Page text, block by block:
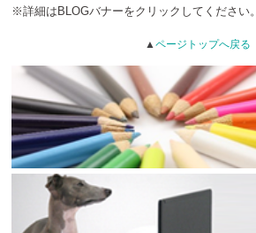
※詳細はBLOGバナーをクリックしてください。
▲ページトップへ戻る